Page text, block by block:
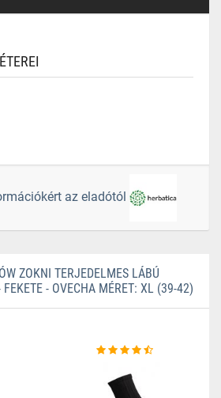
az eladótól
ZOKNI TERJEDELMES LÁBÚ
- OVECHA MÉRET: XL (39-42)